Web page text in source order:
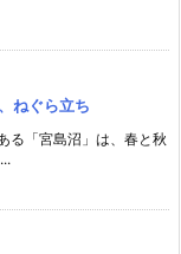
ねぐら立ち
る「宮島沼」は、春と秋